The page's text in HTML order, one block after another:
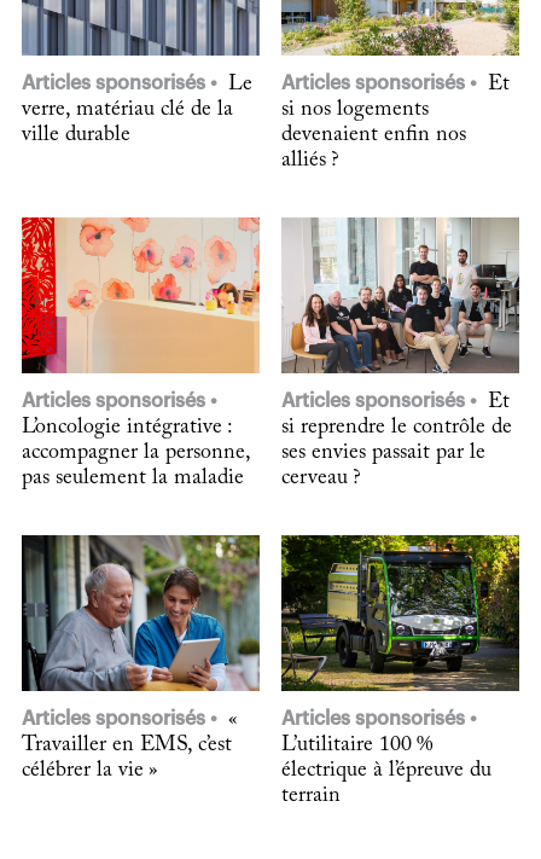
Articles sponsorisés
Le
verre, matériau clé de la
ville durable
Articles sponsorisés
Et
si nos logements
devenaient enfin nos
alliés ?
Articles sponsorisés
L’oncologie intégrative :
accompagner la personne,
pas seulement la maladie
Articles sponsorisés
Et
si reprendre le contrôle de
ses envies passait par le
cerveau ?
Articles sponsorisés
«
Travailler en EMS, c’est
célébrer la vie »
Articles sponsorisés
L’utilitaire 100 %
électrique à l’épreuve du
terrain